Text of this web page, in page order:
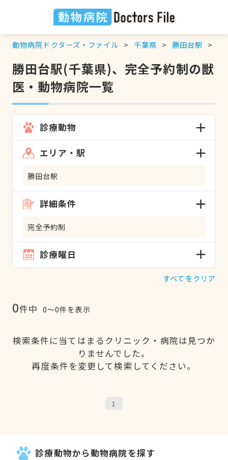
動物病院ドクターズ・ファイル 千葉県 勝田台駅
勝田台駅(千葉県)、完全予約制の獣
医・動物病院一覧
診療動物
エリア・駅
勝田台駅
詳細条件
完全予約制
診療曜日
すべてをクリア
0件中 0〜0件を表示
検索条件に当てはまるクリニック・病院は見つか
りませんでした。
再度条件を変更して検索してください。
1
診療動物から動物病院を探す